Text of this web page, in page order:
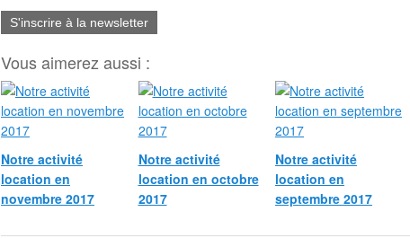
S'inscrire à la newsletter
Vous aimerez aussi :
Notre activité
location en
novembre 2017
Notre activité
location en octobre
2017
Notre activité
location en
septembre 2017